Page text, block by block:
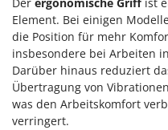
Element. Bei einigen
die Position für mehr
insbesondere bei Arbeiten
Darüber hinaus reduziert
Übertragung von
was den Arbeitskomfort
verringert.